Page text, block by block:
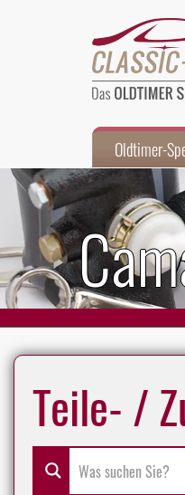
Oldtimer-
Teile- /